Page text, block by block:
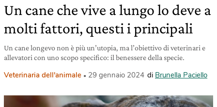
Un cane che vive a lungo lo deve a
molti fattori, questi i principali
Un cane longevo non è più un’utopia, ma l’obiettivo di veterinari e
allevatori con uno scopo specifico: il benessere della specie.
Veterinaria dell'animale 29 gennaio 2024 di Brunella Paciello